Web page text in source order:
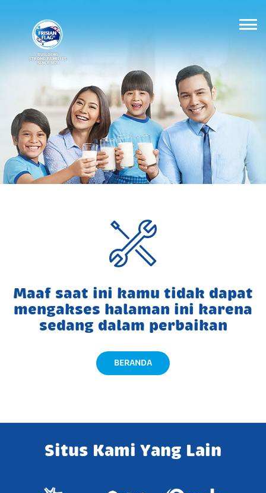
BUILDING
STRONG FAMILIES
SINCE 1871
Maaf saat ini kamu tidak dapat
mengakses halaman ini karena
sedang dalam perbaikan
BERANDA
Situs Kami Yang Lain